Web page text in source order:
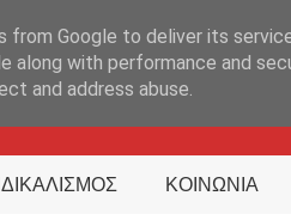
ΚΟΙΝΩΝΙΑ
from Google to deliver its
along with performance and
and address abuse.